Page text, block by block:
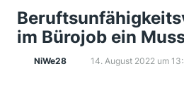
im Bürojob ein
NiWe28 14. August 2022 um